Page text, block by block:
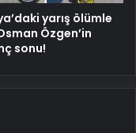
yarış ölümle
Özgen’in
sonu!